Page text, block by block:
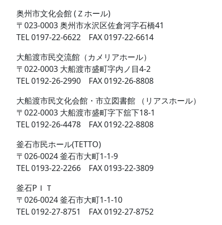
奥州市文化会館 (Ｚホール)
〒023-0003 奥州市水沢区佐倉河字石橋41
TEL 0197-22-6622 FAX 0197-22-6614
大船渡市民交流館（カメリアホール）
〒022-0003 大船渡市盛町字内ノ目4-2
TEL 0192-26-2990 FAX 0192-26-8808
大船渡市民文化会館・市立図書館 （リアスホール）
〒022-0003 大船渡市盛町字下舘下18-1
TEL 0192-26-4478 FAX 0192-22-8808
釜石市民ホール(TETTO)
〒026-0024 釜石市大町1-1-9
TEL 0193-22-2266 FAX 0193-22-3809
釜石PＩＴ
〒026-0024 釜石市大町1-1-10
TEL 0192-27-8751 FAX 0192-27-8752